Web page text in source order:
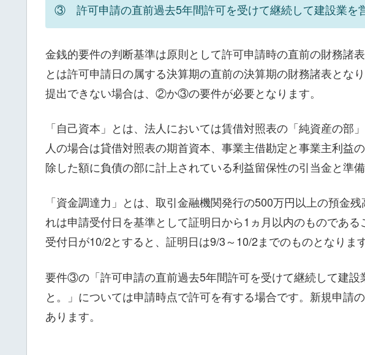
③ 許可申請の直前過去5年間許可を受けて継続して建設業を
金銭的要件の判断基準は原則として許可申請時の直前の財務諸
とは許可申請日の属する決算期の直前の決算期の財務諸表とな
提出できない場合は、②か③の要件が必要となります。
「自己資本」とは、法人においては賃借対照表の「純資産の部
人の場合は貸借対照表の期首資本、事業主借勘定と事業主利益
除した額に負債の部に計上されている利益留保性の引当金と準
「資金調達力」とは、取引金融機関発行の500万円以上の預金
れは申請受付日を基準として証明日から1ヵ月以内のものであ
受付日が10/2とすると、証明日は9/3～10/2までのものとなります
要件③の「許可申請の直前過去5年間許可を受けて継続して建設
と。」については申請時点で許可を有する場合です。新規申
あります。